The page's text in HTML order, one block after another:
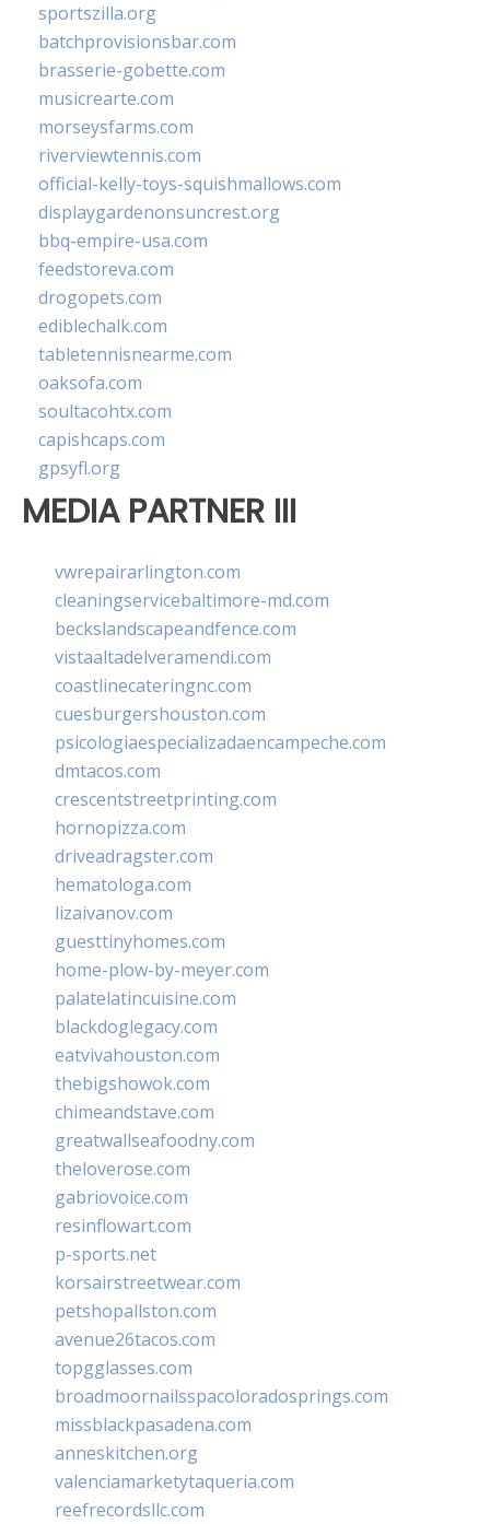
sportszilla.org
batchprovisionsbar.com
brasserie-gobette.com
musicrearte.com
morseysfarms.com
riverviewtennis.com
official-kelly-toys-squishmallows.com
displaygardenonsuncrest.org
bbq-empire-usa.com
feedstoreva.com
drogopets.com
ediblechalk.com
tabletennisnearme.com
oaksofa.com
soultacohtx.com
capishcaps.com
gpsyfl.org
MEDIA PARTNER III
vwrepairarlington.com
cleaningservicebaltimore-md.com
beckslandscapeandfence.com
vistaaltadelveramendi.com
coastlinecateringnc.com
cuesburgershouston.com
psicologiaespecializadaencampeche.com
dmtacos.com
crescentstreetprinting.com
hornopizza.com
driveadragster.com
hematologa.com
lizaivanov.com
guesttinyhomes.com
home-plow-by-meyer.com
palatelatincuisine.com
blackdoglegacy.com
eatvivahouston.com
thebigshowok.com
chimeandstave.com
greatwallseafoodny.com
theloverose.com
gabriovoice.com
resinflowart.com
p-sports.net
korsairstreetwear.com
petshopallston.com
avenue26tacos.com
topgglasses.com
broadmoornailsspacoloradosprings.com
missblackpasadena.com
anneskitchen.org
valenciamarketytaqueria.com
reefrecordsllc.com